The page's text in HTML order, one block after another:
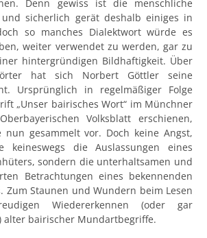
Denn gewiss ist die menschliche
sicherlich gerät deshalb einiges in
so manches Dialektwort würde es
weiter verwendet zu werden, gar zu
hintergründigen Bildhaftigkeit. Über
hat sich Norbert Göttler seine
Ursprünglich in regelmäßiger Folge
„Unser bairisches Wort“ im Münchner
Volksblatt erschienen,
nun gesammelt vor. Doch keine Angst,
keineswegs die Auslassungen eines
sondern die unterhaltsamen und
Betrachtungen eines bekennenden
Zum Staunen und Wundern beim Lesen
Wiedererkennen (oder gar
alter bairischer Mundartbegriffe.